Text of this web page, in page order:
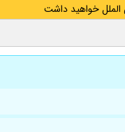
الملل خواهید داشت